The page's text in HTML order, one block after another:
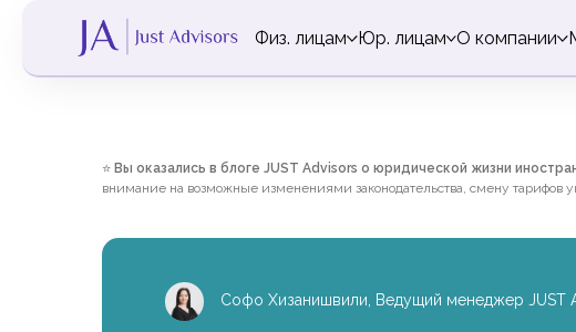
Физ. лицам Юр. лицам О компании
⭐ Вы оказались в блоге JUST Advisors о юридической жизни
внимание на возможные изменениями законодательства, смену тарифов
Софо Хизанишвили, Ведущий менеджер JUST